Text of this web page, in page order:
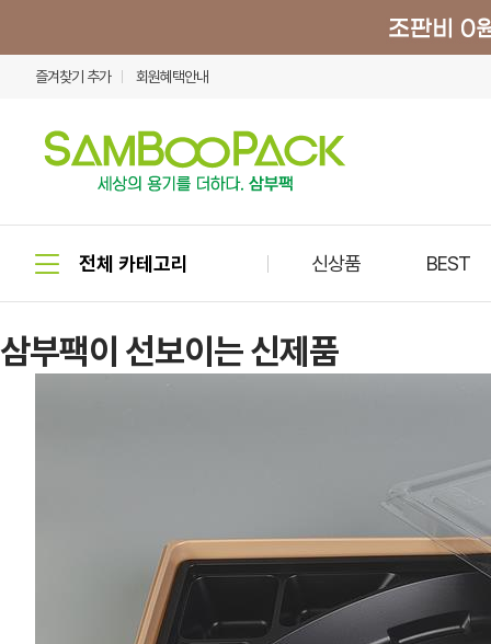
즐겨찾기 추가 회원혜택안내
신상품 BEST
삼부팩이 선보이는 신제품